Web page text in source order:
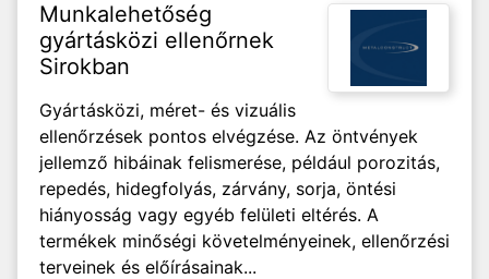
Munkalehetőség
gyártásközi ellenőrnek
Sirokban
Gyártásközi, méret- és vizuális
ellenőrzések pontos elvégzése. Az öntvények
jellemző hibáinak felismerése, például porozitás,
repedés, hidegfolyás, zárvány, sorja, öntési
hiányosság vagy egyéb felületi eltérés. A
termékek minőségi követelményeinek, ellenőrzési
terveinek és előírásainak...